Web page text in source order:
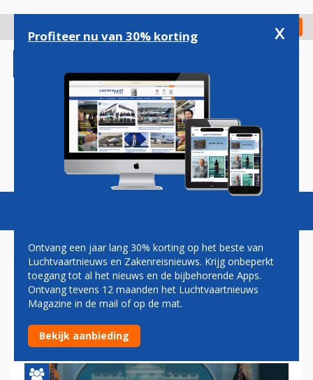
gaan
Check in
Magazine Podcasts Vacatures
TRUMP: AANVALLEN VS OP
IRAN ZIJN OMVANGRIJK EN
GAAN DAGEN DUREN
Profiteer nu van 30% korting x
Ontvang een jaar lang 30% korting op het beste van
Luchtvaartnieuws en Zakenreisnieuws. Krijg onbeperkt
toegang tot al het nieuws en de bijbehorende Apps.
Ontvang tevens 12 maanden het Luchtvaartnieuws
Magazine in de mail of op de mat.
Bekijk aanbieding